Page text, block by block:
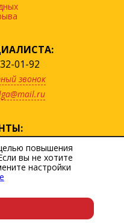
01-92
звонок
данных
повышения
вы не хотите
настройки